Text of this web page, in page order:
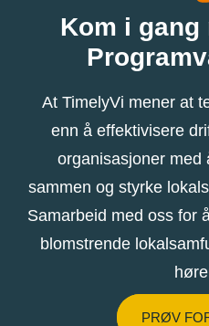
Kom i gang
At TimelyVi mener at
enn å effektivisere
organisasjoner med
sammen og styrke
Samarbeid med oss ​​for
blomstrende
PRØV